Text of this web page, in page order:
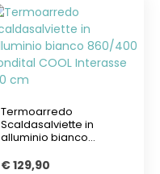
Termoarredo
Scaldasalviette in
alluminio bianco
€ 129,90